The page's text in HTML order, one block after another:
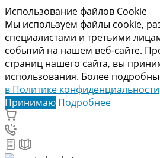
Использование файлов Cookie
Мы используем файлы cookie,
специалистами и третьими
событий на нашем веб-сайте.
страниц нашего сайта, вы
использования. Более
в Политике конфиденциальности
Принимаю Подробнее